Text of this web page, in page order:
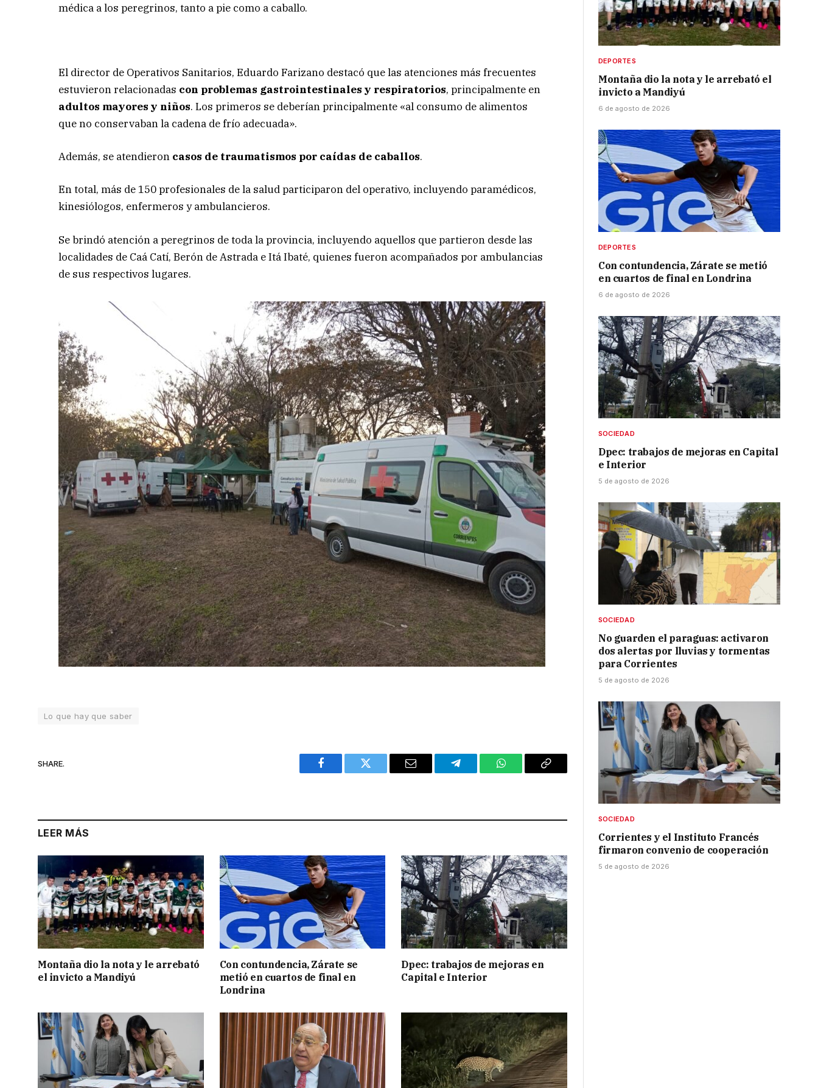
médica a los peregrinos, tanto a pie como a caballo.
El director de Operativos Sanitarios, Eduardo Farizano destacó que las atenciones más frecuentes
estuvieron relacionadas con problemas gastrointestinales y respiratorios, principalmente en
adultos mayores y niños. Los primeros se deberían principalmente «al consumo de alimentos
que no conservaban la cadena de frío adecuada».
Además, se atendieron casos de traumatismos por caídas de caballos.
En total, más de 150 profesionales de la salud participaron del operativo, incluyendo paramédicos,
kinesiólogos, enfermeros y ambulancieros.
Se brindó atención a peregrinos de toda la provincia, incluyendo aquellos que partieron desde las
localidades de Caá Catí, Berón de Astrada e Itá Ibaté, quienes fueron acompañados por ambulancias
de sus respectivos lugares.
Lo que hay que saber
SHARE.
Facebook Twitter Email Telegram WhatsAppCopy
LEER MÁS
Montaña dio la nota y le arrebató
el invicto a Mandiyú
Con contundencia, Zárate se
metió en cuartos de final en
Londrina
Dpec: trabajos de mejoras en
Capital e Interior
DEPORTES
Montaña dio la nota y le arrebató el
invicto a Mandiyú
6 de agosto de 2026
DEPORTES
Con contundencia, Zárate se metió
en cuartos de final en Londrina
6 de agosto de 2026
SOCIEDAD
Dpec: trabajos de mejoras en Capital
e Interior
5 de agosto de 2026
SOCIEDAD
No guarden el paraguas: activaron
dos alertas por lluvias y tormentas
para Corrientes
5 de agosto de 2026
SOCIEDAD
Corrientes y el Instituto Francés
firmaron convenio de cooperación
5 de agosto de 2026